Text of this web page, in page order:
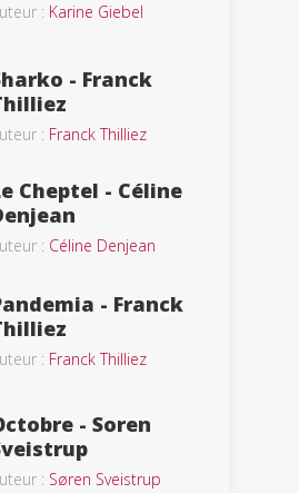
: Karine Giebel
- Franck
: Franck Thilliez
Cheptel - Céline
: Céline Denjean
- Franck
: Franck Thilliez
- Soren
: Søren Sveistrup